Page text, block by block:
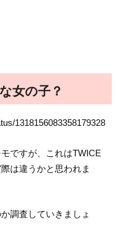
女の子？
1318156083358179328
ですが、これはTWICE
は違うかと思われま
調査していきましょ